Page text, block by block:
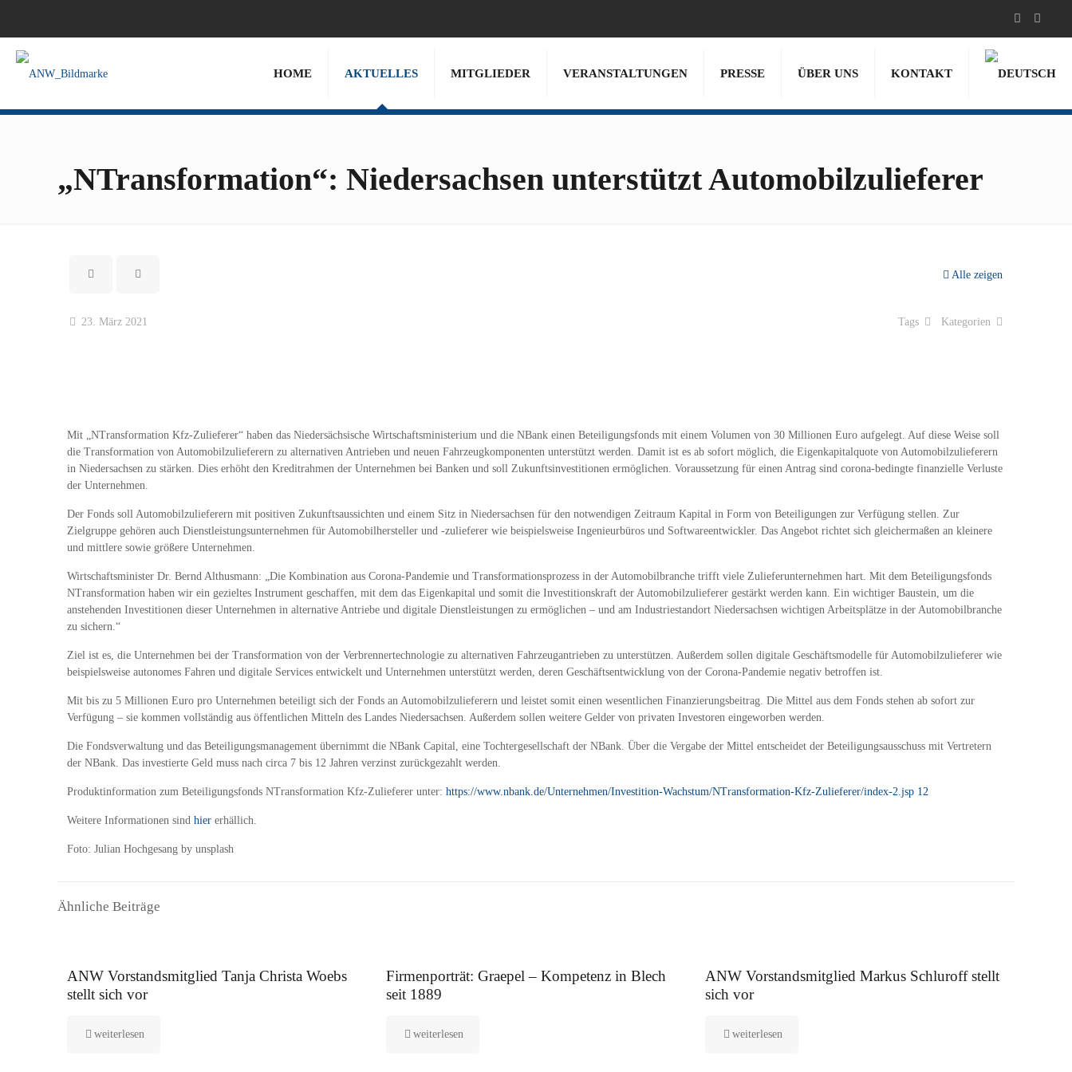
HOME AKTUELLES MITGLIEDER VERANSTALTUNGEN PRESSE ÜBER UNS KONTAKT
„NTransformation“: Niedersachsen unterstützt Automobilzulieferer
Alle zeigen
23. März 2021 Kategorien
Tags
Mit „NTransformation Kfz-Zulieferer“ haben das Niedersächsische Wirtschaftsministerium und die NBank einen Beteiligungsfonds mit einem Volumen von 30 Millionen Euro aufgelegt. Auf diese Weise soll
die Transformation von Automobilzulieferern zu alternativen Antrieben und neuen Fahrzeugkomponenten unterstützt werden. Damit ist es ab sofort möglich, die Eigenkapitalquote von Automobilzulieferern
in Niedersachsen zu stärken. Dies erhöht den Kreditrahmen der Unternehmen bei Banken und soll Zukunftsinvestitionen ermöglichen. Voraussetzung für einen Antrag sind corona-bedingte finanzielle Verluste
der Unternehmen.
Der Fonds soll Automobilzulieferern mit positiven Zukunftsaussichten und einem Sitz in Niedersachsen für den notwendigen Zeitraum Kapital in Form von Beteiligungen zur Verfügung stellen. Zur
Zielgruppe gehören auch Dienstleistungsunternehmen für Automobilhersteller und -zulieferer wie beispielsweise Ingenieurbüros und Softwareentwickler. Das Angebot richtet sich gleichermaßen an kleinere
und mittlere sowie größere Unternehmen.
Wirtschaftsminister Dr. Bernd Althusmann: „Die Kombination aus Corona-Pandemie und Transformationsprozess in der Automobilbranche trifft viele Zulieferunternehmen hart. Mit dem Beteiligungsfonds
NTransformation haben wir ein gezieltes Instrument geschaffen, mit dem das Eigenkapital und somit die Investitionskraft der Automobilzulieferer gestärkt werden kann. Ein wichtiger Baustein, um die
anstehenden Investitionen dieser Unternehmen in alternative Antriebe und digitale Dienstleistungen zu ermöglichen – und am Industriestandort Niedersachsen wichtigen Arbeitsplätze in der Automobilbranche
zu sichern.“
Ziel ist es, die Unternehmen bei der Transformation von der Verbrennertechnologie zu alternativen Fahrzeugantrieben zu unterstützen. Außerdem sollen digitale Geschäftsmodelle für Automobilzulieferer wie
beispielsweise autonomes Fahren und digitale Services entwickelt und Unternehmen unterstützt werden, deren Geschäftsentwicklung von der Corona-Pandemie negativ betroffen ist.
Mit bis zu 5 Millionen Euro pro Unternehmen beteiligt sich der Fonds an Automobilzulieferern und leistet somit einen wesentlichen Finanzierungsbeitrag. Die Mittel aus dem Fonds stehen ab sofort zur
Verfügung – sie kommen vollständig aus öffentlichen Mitteln des Landes Niedersachsen. Außerdem sollen weitere Gelder von privaten Investoren eingeworben werden.
Die Fondsverwaltung und das Beteiligungsmanagement übernimmt die NBank Capital, eine Tochtergesellschaft der NBank. Über die Vergabe der Mittel entscheidet der Beteiligungsausschuss mit Vertretern
der NBank. Das investierte Geld muss nach circa 7 bis 12 Jahren verzinst zurückgezahlt werden.
Produktinformation zum Beteiligungsfonds NTransformation Kfz-Zulieferer unter: https://www.nbank.de/Unternehmen/Investition-Wachstum/NTransformation-Kfz-Zulieferer/index-2.jsp 12
Weitere Informationen sind hier erhällich.
Foto: Julian Hochgesang by unsplash
Ähnliche Beiträge
ANW Vorstandsmitglied Tanja Christa Woebs
stellt sich vor
weiterlesen
Firmenporträt: Graepel – Kompetenz in Blech
seit 1889
weiterlesen
ANW Vorstandsmitglied Markus Schluroff stellt
sich vor
weiterlesen